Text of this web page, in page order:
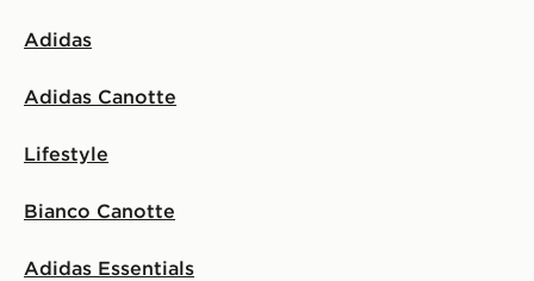
Adidas
Adidas Canotte
Lifestyle
Bianco Canotte
Adidas Essentials